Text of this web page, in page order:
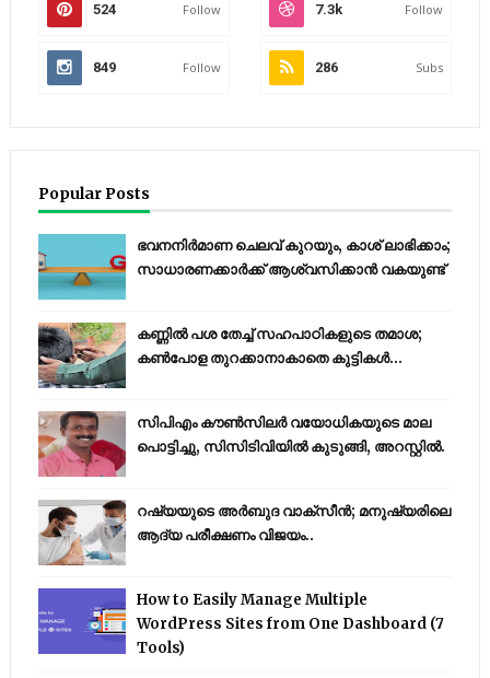
524 Follow 7.3k Follow
849 Follow 286 Subs
Popular Posts
ഭവനനിർമാണ ചെലവ് കുറയും, കാശ് ലാഭിക്കാം;
സാധാരണക്കാർക്ക് ആശ്വസിക്കാൻ വകയുണ്ട്
കണ്ണിൽ പശ തേച്ച് സഹപാഠികളുടെ തമാശ;
കൺപോള തുറക്കാനാകാതെ കുട്ടികൾ...
സിപിഎം കൗണ്‍സിലര്‍ വയോധികയുടെ മാല
പൊട്ടിച്ചു, സിസിടിവിയില്‍ കുടുങ്ങി, അറസ്റ്റില്‍.
റഷ്യയുടെ അര്‍ബുദ വാക്‌സീന്‍; മനുഷ്യരിലെ
ആദ്യ പരീക്ഷണം വിജയം..
How to Easily Manage Multiple
WordPress Sites from One Dashboard (7
Tools)